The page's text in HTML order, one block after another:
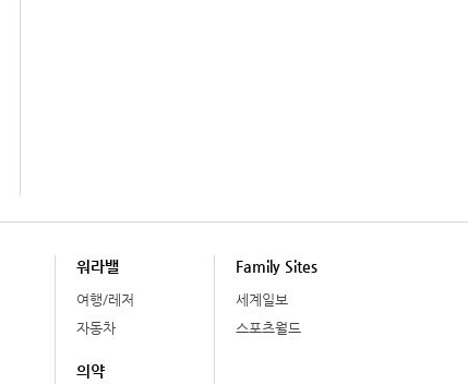
워라밸
여행/레저
자동차
의약
Family Sites
세계일보
스포츠월드